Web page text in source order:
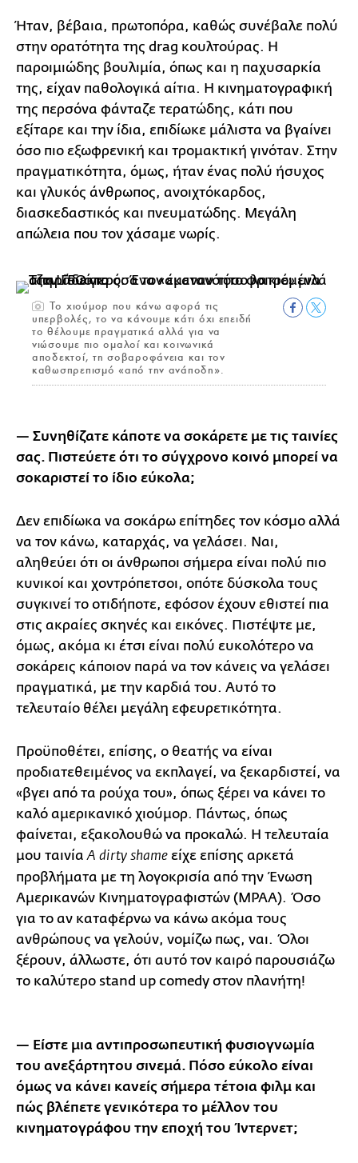
Ήταν, βέβαια, πρωτοπόρα, καθώς συνέβαλε πολύ
στην ορατότητα της drag κουλτούρας. Η
παροιμιώδης βουλιμία, όπως και η παχυσαρκία
της, είχαν παθολογικά αίτια. Η κινηματογραφική
της περσόνα φάνταζε τερατώδης, κάτι που
εξίταρε και την ίδια, επιδίωκε μάλιστα να βγαίνει
όσο πιο εξωφρενική και τρομακτική γινόταν. Στην
πραγματικότητα, όμως, ήταν ένας πολύ ήσυχος
και γλυκός άνθρωπος, ανοιχτόκαρδος,
διασκεδαστικός και πνευματώδης. Μεγάλη
απώλεια που τον χάσαμε νωρίς.
Το χιούμορ που κάνω αφορά τις
υπερβολές, το να κάνουμε κάτι όχι επειδή
το θέλουμε πραγματικά αλλά για να
νιώσουμε πιο ομαλοί και κοινωνικά
αποδεκτοί, τη σοβαροφάνεια και τον
καθωσπρεπισμό «από την ανάποδη».
— Συνηθίζατε κάποτε να σοκάρετε με τις ταινίες
σας. Πιστεύετε ότι το σύγχρονο κοινό μπορεί να
σοκαριστεί το ίδιο εύκολα;
Δεν επιδίωκα να σοκάρω επίτηδες τον κόσμο αλλά
να τον κάνω, καταρχάς, να γελάσει. Ναι,
αληθεύει ότι οι άνθρωποι σήμερα είναι πολύ πιο
κυνικοί και χοντρόπετσοι, οπότε δύσκολα τους
συγκινεί το οτιδήποτε, εφόσον έχουν εθιστεί πια
στις ακραίες σκηνές και εικόνες. Πιστέψτε με,
όμως, ακόμα κι έτσι είναι πολύ ευκολότερο να
σοκάρεις κάποιον παρά να τον κάνεις να γελάσει
πραγματικά, με την καρδιά του. Αυτό το
τελευταίο θέλει μεγάλη εφευρετικότητα.
Προϋποθέτει, επίσης, ο θεατής να είναι
προδιατεθειμένος να εκπλαγεί, να ξεκαρδιστεί, να
«βγει από τα ρούχα του», όπως ξέρει να κάνει το
καλό αμερικανικό χιούμορ. Πάντως, όπως
φαίνεται, εξακολουθώ να προκαλώ. Η τελευταία
μου ταινίαA dirty shame είχε επίσης αρκετά
προβλήματα με τη λογοκρισία από την Ένωση
Αμερικανών Κινηματογραφιστών (MPAA). Όσο
για το αν καταφέρνω να κάνω ακόμα τους
ανθρώπους να γελούν, νομίζω πως, ναι. Όλοι
ξέρουν, άλλωστε, ότι αυτό τον καιρό παρουσιάζω
το καλύτερο stand up comedy στον πλανήτη!
— Είστε μια αντιπροσωπευτική φυσιογνωμία
του ανεξάρτητου σινεμά. Πόσο εύκολο είναι
όμως να κάνει κανείς σήμερα τέτοια φιλμ και
πώς βλέπετε γενικότερα το μέλλον του
κινηματογράφου την εποχή του Ίντερνετ;